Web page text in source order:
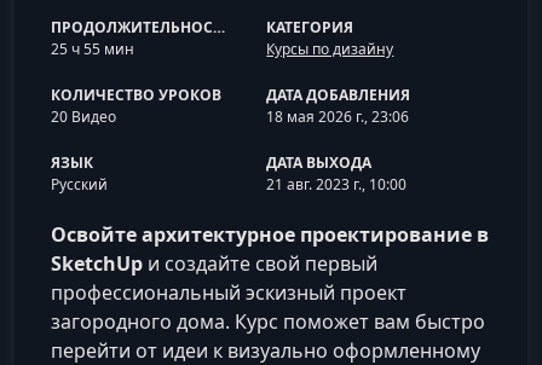
ПРОДОЛЖИТЕЛЬНОСТЬ
25 ч 55 мин
КАТЕГОРИЯ
Курсы по дизайну
КОЛИЧЕСТВО УРОКОВ
20 Видео
ДАТА ДОБАВЛЕНИЯ
18 мая 2026 г., 23:06
ЯЗЫК
Русский
ДАТА ВЫХОДА
21 авг. 2023 г., 10:00
Освойте архитектурное проектирование в
SketchUp и создайте свой первый
профессиональный эскизный проект
загородного дома. Курс поможет вам быстро
перейти от идеи к визуально оформленному